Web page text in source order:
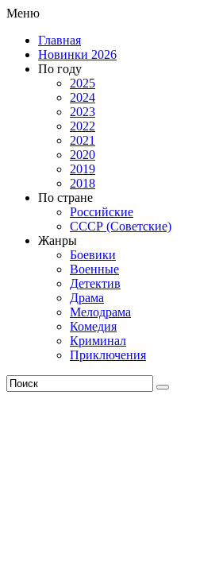
Меню
Главная
Новинки 2026
По году
2025
2024
2023
2022
2021
2020
2019
2018
По стране
Российские
СССР (Советские)
Жанры
Боевики
Военные
Детектив
Драма
Мелодрама
Комедия
Криминал
Приключения